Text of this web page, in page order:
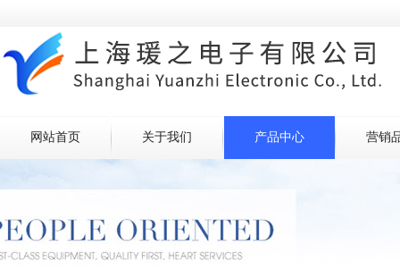
网站首页 关于我们 产品中心 营销